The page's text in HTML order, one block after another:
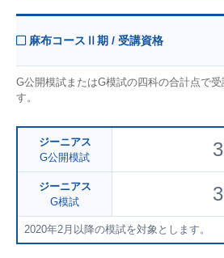
麻布コースⅡ期 / 受講資格
G公開模試またはG模試の四科の合計点で
す。
ジーニアス
G公開模試
ジーニアス
G模試
2020年2月以降の模試を対象とします。